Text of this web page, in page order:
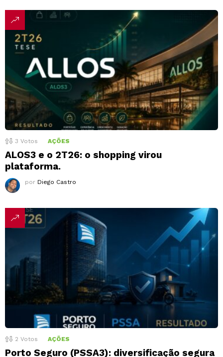
3 Votos AÇÕES
ALOS3 e o 2T26: o shopping virou
plataforma.
por Diego Castro
2 Votos AÇÕES
Porto Seguro (PSSA3): diversificação segura